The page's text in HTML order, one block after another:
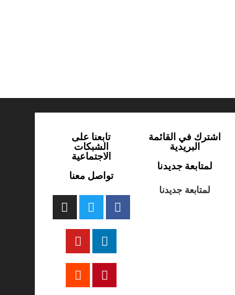
اشترك في القائمة
البريدية
لمتابعة جديدنا
لمتابعة جديدنا
تابعنا على
الشبكات
الاجتماعية
تواصل معنا